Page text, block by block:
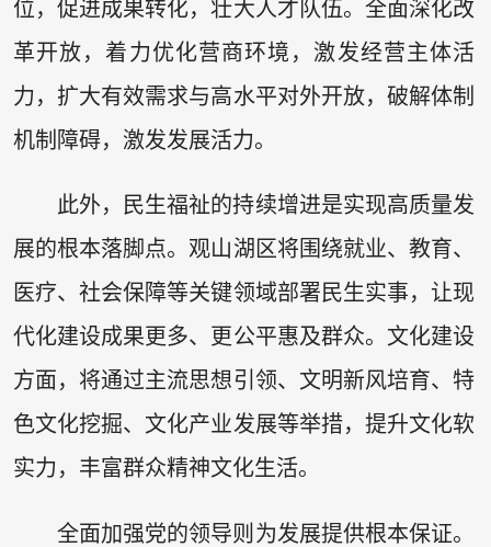
位，促进成果转化，壮大人才队伍。全面深化改
革开放，着力优化营商环境，激发经营主体活
力，扩大有效需求与高水平对外开放，破解体制
机制障碍，激发发展活力。
此外，民生福祉的持续增进是实现高质量发
展的根本落脚点。观山湖区将围绕就业、教育、
医疗、社会保障等关键领域部署民生实事，让现
代化建设成果更多、更公平惠及群众。文化建设
方面，将通过主流思想引领、文明新风培育、特
色文化挖掘、文化产业发展等举措，提升文化软
实力，丰富群众精神文化生活。
全面加强党的领导则为发展提供根本保证。